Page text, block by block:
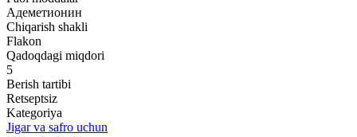
Адеметионин
Chiqarish shakli
Flakon
Qadoqdagi miqdori
5
Berish tartibi
Retseptsiz
Kategoriya
Jigar va safro uchun